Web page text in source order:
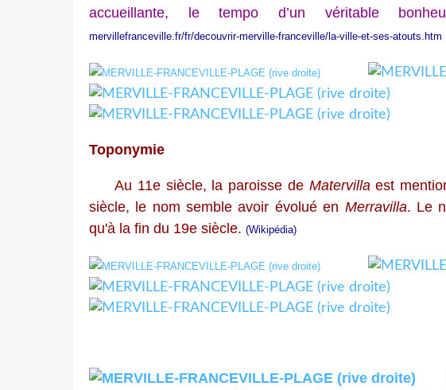
accueillante, le tempo d’un véritable
mervillefranceville.fr/fr/decouvrir-merville-franceville/la-ville-et-ses-atouts.htm
Toponymie
Au 11e siècle, la paroisse de Matervilla est
siècle, le nom semble avoir évolué en Merravilla. Le
qu'à la fin du 19e siècle. (Wikipédia)